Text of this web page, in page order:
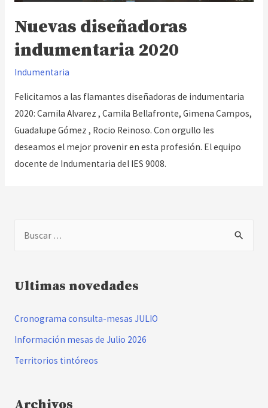
Nuevas diseñadoras
indumentaria 2020
Indumentaria
Felicitamos a las flamantes diseñadoras de indumentaria
2020: Camila Alvarez , Camila Bellafronte, Gimena Campos,
Guadalupe Gómez , Rocio Reinoso. Con orgullo les
deseamos el mejor provenir en esta profesión. El equipo
docente de Indumentaria del IES 9008.
c
r
:
Ultimas novedades
Cronograma consulta-mesas JULIO
Información mesas de Julio 2026
Territorios tintóreos
Archivos